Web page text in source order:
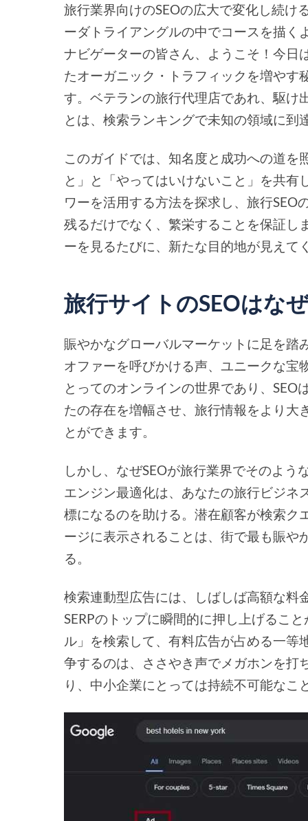
旅行業界向けのSEOの広大で変化し続け
ーダトライアングルの中でコースを描く
ナビゲーターの皆さん、ようこそ！今日
たオーガニック・トラフィックを増やす
す。ベテランの旅行代理店であれ、駆け
とは、検索ランキングで未知の領域に到
このガイドでは、知名度と成功への道
と」と「やってはいけないこと」を共
ワーを活用する方法を探求し、旅行
残るだけでなく、繁栄することを保証し
ーを見るたびに、新たな目的地が見えて
旅行サイトのSEOはな
賑やかなグローバルマーケットに足を踏
オファーを呼びかける声、ユニークな宝
とってのオンラインの世界であり、
たの存在を増幅させ、旅行情報をより大
とができます。
しかし、なぜSEOが旅行業界でそのよ
エンジン最適化は、あなたの旅行ビジネ
標になるのを助ける。潜在顧客が検索ク
ージに表示されることは、街で最も賑や
る。
検索連動型広告には、しばしば高額な料
SERPのトップに瞬間的に押し上げるこ
ル」を検索して、有料広告が占める一
争するのは、ささやき声でメガホンを打
り、中小企業にとっては持続不可能なこ